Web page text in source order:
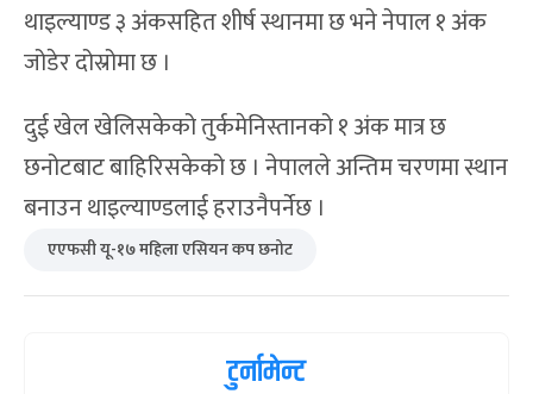
थाइल्याण्ड ३ अंकसहित शीर्ष स्थानमा छ भने नेपाल १ अंक
जोडेर दोस्रोमा छ ।
दुई खेल खेलिसकेको तुर्कमेनिस्तानको १ अंक मात्र छ
छनोटबाट बाहिरिसकेको छ । नेपालले अन्तिम चरणमा स्थान
बनाउन थाइल्याण्डलाई हराउनैपर्नेछ ।
एएफसी यू-१७ महिला एसियन कप छनोट
टुर्नामेन्ट